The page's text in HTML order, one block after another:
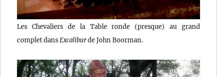
Les Chevaliers de la Table ronde (presque) au grand
complet dans Excaliburde John Boorman.